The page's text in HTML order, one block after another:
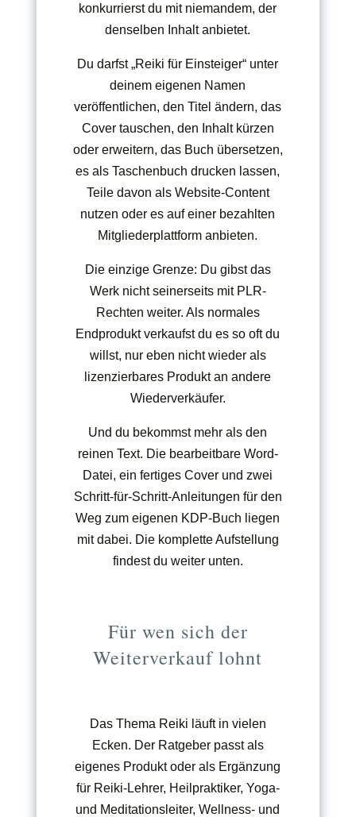
konkurrierst du mit niemandem, der
denselben Inhalt anbietet.
Du darfst „Reiki für Einsteiger“ unter
deinem eigenen Namen
veröffentlichen, den Titel ändern, das
Cover tauschen, den Inhalt kürzen
oder erweitern, das Buch übersetzen,
es als Taschenbuch drucken lassen,
Teile davon als Website-Content
nutzen oder es auf einer bezahlten
Mitgliederplattform anbieten.
Die einzige Grenze: Du gibst das
Werk nicht seinerseits mit PLR-
Rechten weiter. Als normales
Endprodukt verkaufst du es so oft du
willst, nur eben nicht wieder als
lizenzierbares Produkt an andere
Wiederverkäufer.
Und du bekommst mehr als den
reinen Text. Die bearbeitbare Word-
Datei, ein fertiges Cover und zwei
Schritt-für-Schritt-Anleitungen für den
Weg zum eigenen KDP-Buch liegen
mit dabei. Die komplette Aufstellung
findest du weiter unten.
Für wen sich der
Weiterverkauf lohnt
Das Thema Reiki läuft in vielen
Ecken. Der Ratgeber passt als
eigenes Produkt oder als Ergänzung
für Reiki-Lehrer, Heilpraktiker, Yoga-
und Meditationsleiter, Wellness- und